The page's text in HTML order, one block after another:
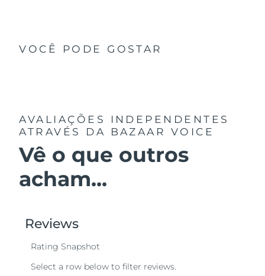
VOCÊ PODE GOSTAR
AVALIAÇÕES INDEPENDENTES
ATRAVÉS DA BAZAAR VOICE
Vê o que outros
acham...